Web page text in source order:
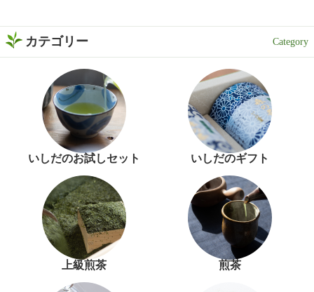
カテゴリー
いしだのお試しセット いしだのギフト
上級煎茶 煎茶